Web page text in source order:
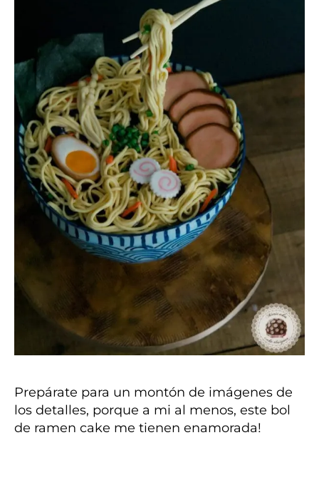
Prepárate para un montón de imágenes de
los detalles, porque a mi al menos, este bol
de ramen cake me tienen enamorada!